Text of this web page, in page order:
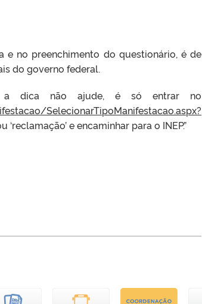
e no preenchimento do questionário, é de
do governo federal.
a dica não ajude, é só entrar no
SelecionarTipoManifestacao.aspx?
e encaminhar para o INEP.”